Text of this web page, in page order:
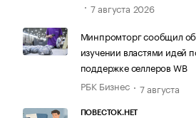
7 августа 2026
Минпромторг сообщил об
изучении властями идей
поддержке селлеров WB
РБК Бизнес
7 августа
ПОВЕСТОК.НЕТ